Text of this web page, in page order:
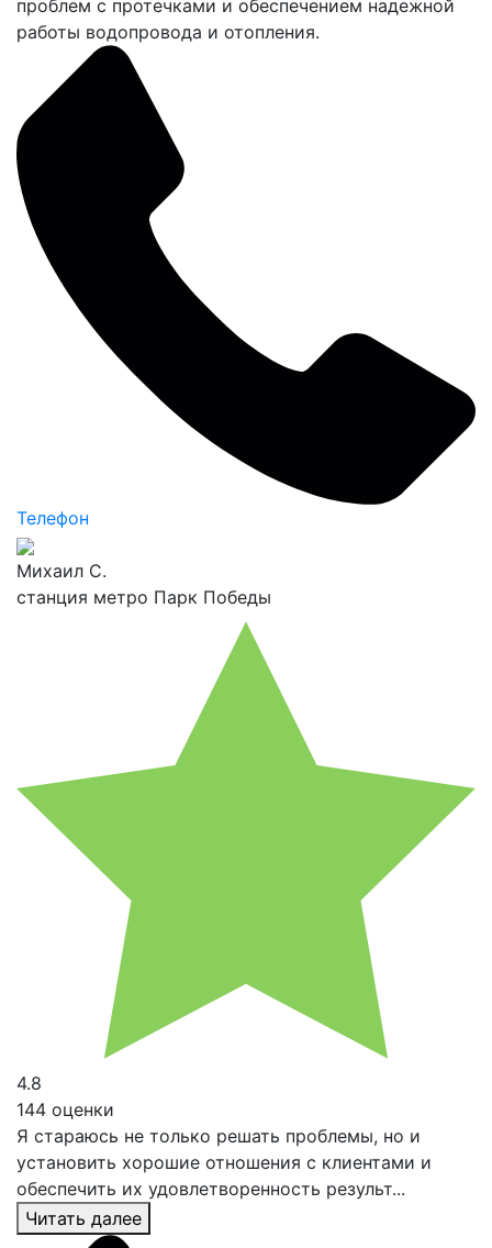
проблем с протечками и обеспечением надежной
работы водопровода и отопления.
Телефон
Михаил С.
станция метро Парк Победы
4.8
144 оценки
Я стараюсь не только решать проблемы, но и
установить хорошие отношения с клиентами и
обеспечить их удовлетворенность результ...
Читать далее